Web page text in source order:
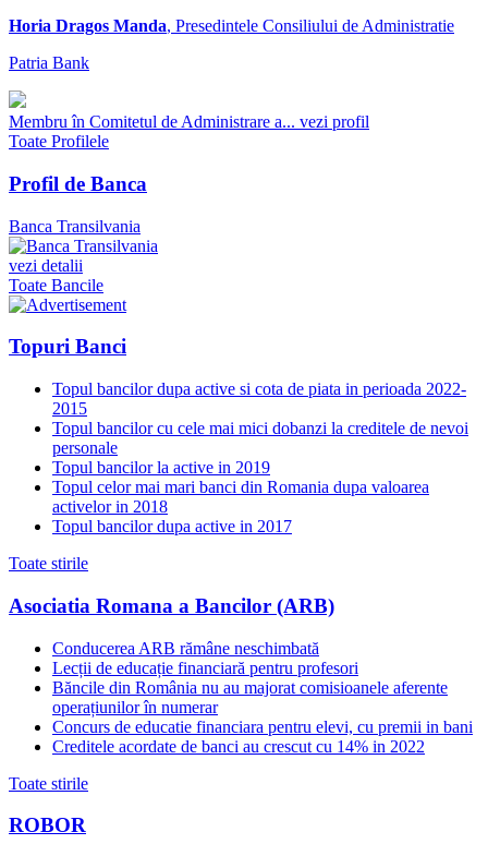
Horia Dragos Manda, Presedintele Consiliului de Administratie
Patria Bank
Membru în Comitetul de Administrare a... vezi profil
Toate Profilele
Profil de Banca
Banca Transilvania
vezi detalii
Toate Bancile
Topuri Banci
Topul bancilor dupa active si cota de piata in perioada 2022-
2015
Topul bancilor cu cele mai mici dobanzi la creditele de nevoi
personale
Topul bancilor la active in 2019
Topul celor mai mari banci din Romania dupa valoarea
activelor in 2018
Topul bancilor dupa active in 2017
Toate stirile
Asociatia Romana a Bancilor (ARB)
Conducerea ARB rămâne neschimbată
Lecții de educație financiară pentru profesori
Băncile din România nu au majorat comisioanele aferente
operațiunilor în numerar
Concurs de educatie financiara pentru elevi, cu premii in bani
Creditele acordate de banci au crescut cu 14% in 2022
Toate stirile
ROBOR